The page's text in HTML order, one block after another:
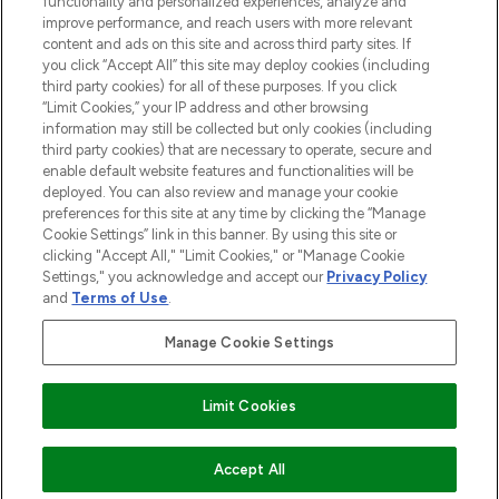
AJOUTER AU PANIER
Information
AIDE ET INFORMATIONS
INFORMATIONS GÉNÉRALES
À PROPOS DE LOOKFANTASTIC
2026 THG Beauty Europe GmbH Maximilianstrasse 54 80538 Munich
Payer en toute sécurité avec
improve performance, and reach users with more relevant
content and ads on this site and across third party sites. If
you click “Accept All” this site may deploy cookies (including
third party cookies) for all of these purposes. If you click
“Limit Cookies,” your IP address and other browsing
information may still be collected but only cookies (including
third party cookies) that are necessary to operate, secure and
enable default website features and functionalities will be
deployed. You can also review and manage your cookie
preferences for this site at any time by clicking the “Manage
Cookie Settings” link in this banner. By using this site or
clicking "Accept All," "Limit Cookies," or "Manage Cookie
Settings," you acknowledge and accept our Privacy Policy
and Terms of Use.
Manage Cookie Settings
Limit Cookies
Accept All